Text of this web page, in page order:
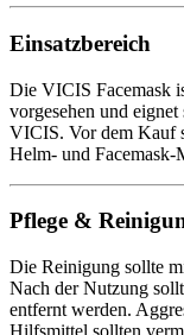
Einsatzbereich
Die VICIS Facemask
vorgesehen und
VICIS. Vor dem Kauf
Helm- und
Pflege &
Die Reinigung sollte
Nach der Nutzung
entfernt werden.
Hilfsmittel sollten